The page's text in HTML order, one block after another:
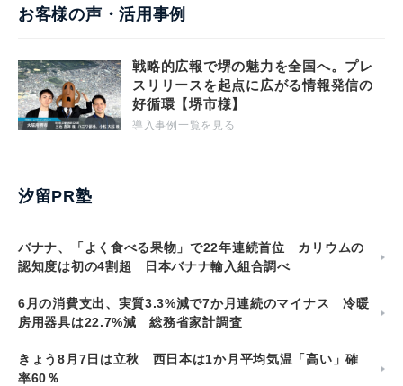
お客様の声・活用事例
戦略的広報で堺の魅力を全国へ。プレ
スリリースを起点に広がる情報発信の
好循環【堺市様】
導入事例一覧を見る
汐留PR塾
バナナ、「よく食べる果物」で22年連続首位 カリウムの
認知度は初の4割超 日本バナナ輸入組合調べ
6月の消費支出、実質3.3%減で7か月連続のマイナス 冷暖
房用器具は22.7%減 総務省家計調査
きょう8月7日は立秋 西日本は1か月平均気温「高い」確
率60％